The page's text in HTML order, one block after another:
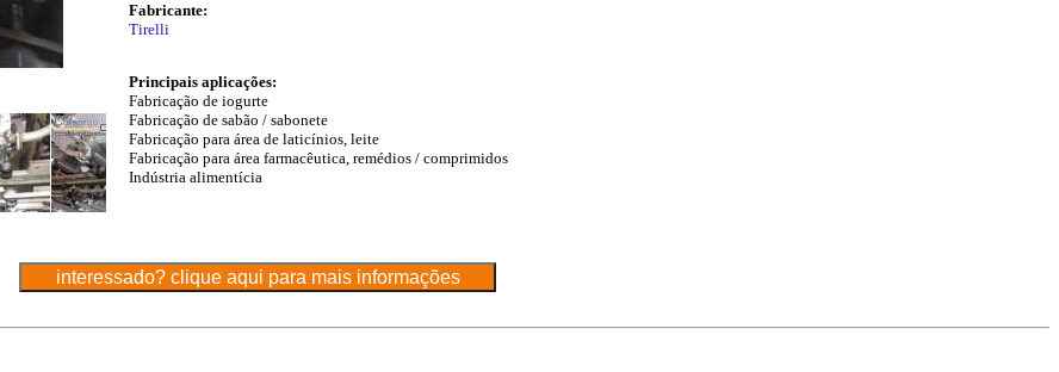
Fabricante:
Tirelli
Principais aplicações:
Fabricação de iogurte
Fabricação de sabão / sabonete
Fabricação para área de laticínios, leite
Fabricação para área farmacêutica, remédios / comprimidos
Indústria alimentícia